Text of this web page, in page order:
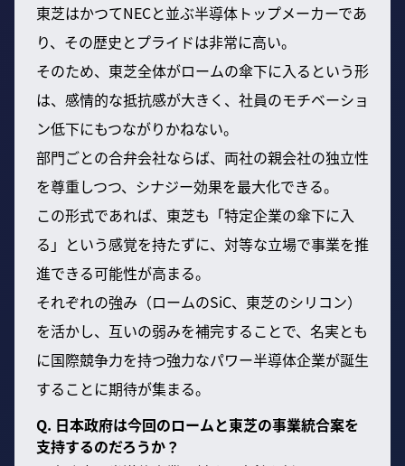
東芝はかつてNECと並ぶ半導体トップメーカーであ
り、その歴史とプライドは非常に高い。
そのため、東芝全体がロームの傘下に入るという形
は、感情的な抵抗感が大きく、社員のモチベーショ
ン低下にもつながりかねない。
部門ごとの合弁会社ならば、両社の親会社の独立性
を尊重しつつ、シナジー効果を最大化できる。
この形式であれば、東芝も「特定企業の傘下に入
る」という感覚を持たずに、対等な立場で事業を推
進できる可能性が高まる。
それぞれの強み（ロームのSiC、東芝のシリコン）
を活かし、互いの弱みを補完することで、名実とも
に国際競争力を持つ強力なパワー半導体企業が誕生
することに期待が集まる。
Q. 日本政府は今回のロームと東芝の事業統合案を
支持するのだろうか？